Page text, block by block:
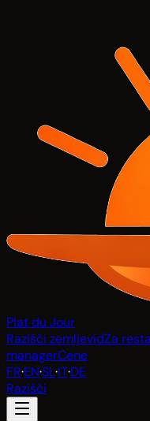
Plat du Jour
Razišči zemljevidZa
managerCene
FR·EN·SL·IT·DE
Razišči